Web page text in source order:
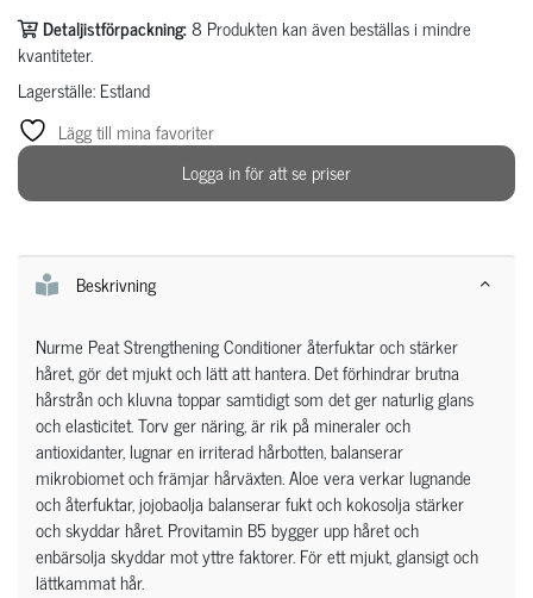
Detaljistförpackning:8 Produkten kan även beställas i mindre
kvantiteter.
Lagerställe: Estland
Lägg till mina favoriter
Logga in för att se priser
Beskrivning
Nurme Peat Strengthening Conditioner återfuktar och stärker
håret, gör det mjukt och lätt att hantera. Det förhindrar brutna
hårstrån och kluvna toppar samtidigt som det ger naturlig glans
och elasticitet. Torv ger näring, är rik på mineraler och
antioxidanter, lugnar en irriterad hårbotten, balanserar
mikrobiomet och främjar hårväxten. Aloe vera verkar lugnande
och återfuktar, jojobaolja balanserar fukt och kokosolja stärker
och skyddar håret. Provitamin B5 bygger upp håret och
enbärsolja skyddar mot yttre faktorer. För ett mjukt, glansigt och
lättkammat hår.